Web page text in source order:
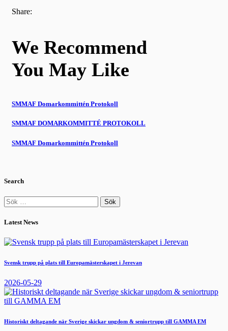
Share:
We Recommend
You May Like
SMMAF Domarkommittén Protokoll
SMMAF DOMARKOMMITTÉ PROTOKOLL
SMMAF Domarkommittén Protokoll
Search
Sök
efter:
Latest News
Svensk trupp på plats till Europamästerskapet i Jerevan
2026-05-29
Historiskt deltagande när Sverige skickar ungdom & seniortrupp till GAMMA EM